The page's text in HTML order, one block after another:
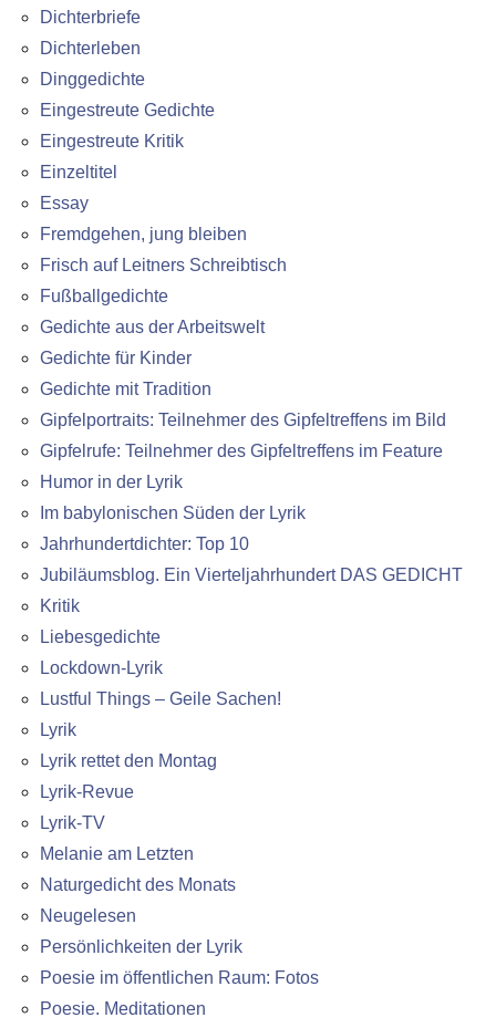
Dichterbriefe
Dichterleben
Dinggedichte
Eingestreute Gedichte
Eingestreute Kritik
Einzeltitel
Essay
Fremdgehen, jung bleiben
Frisch auf Leitners Schreibtisch
Fußballgedichte
Gedichte aus der Arbeitswelt
Gedichte für Kinder
Gedichte mit Tradition
Gipfelportraits: Teilnehmer des Gipfeltreffens im Bild
Gipfelrufe: Teilnehmer des Gipfeltreffens im Feature
Humor in der Lyrik
Im babylonischen Süden der Lyrik
Jahrhundertdichter: Top 10
Jubiläumsblog. Ein Vierteljahrhundert DAS GEDICHT
Kritik
Liebesgedichte
Lockdown-Lyrik
Lustful Things – Geile Sachen!
Lyrik
Lyrik rettet den Montag
Lyrik-Revue
Lyrik-TV
Melanie am Letzten
Naturgedicht des Monats
Neugelesen
Persönlichkeiten der Lyrik
Poesie im öffentlichen Raum: Fotos
Poesie. Meditationen